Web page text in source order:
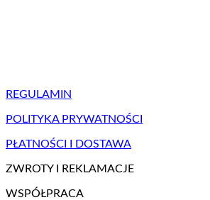
REGULAMIN
POLITYKA PRYWATNOŚCI
PŁATNOŚCI I DOSTAWA
ZWROTY I REKLAMACJE
WSPÓŁPRACA